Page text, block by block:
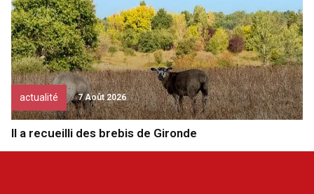
actualité 7 Août 2026
Il a recueilli des brebis de Gironde